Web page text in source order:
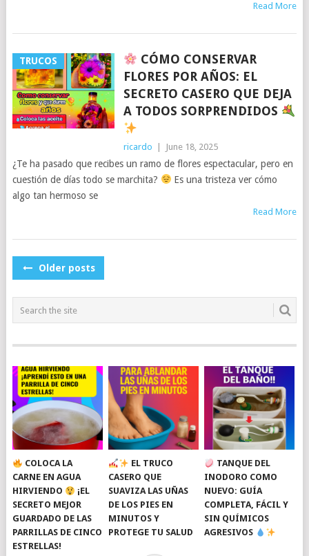
Read More
TRUCOS
CÓMO CONSERVAR
FLORES POR AÑOS: EL
SECRETO CASERO QUE DEJA
A TODOS SORPRENDIDOS
ricardo June 18, 2025
¿Te ha pasado que recibes un ramo de flores espectacular, pero en
cuestión de días todo se marchita?
Es una tristeza ver cómo
algo tan hermoso se
Read More
POSTS
Older posts
COLOCA LA
CARNE EN AGUA
HIRVIENDO
¡EL
SECRETO MEJOR
GUARDADO DE LAS
PARRILLAS DE CINCO
ESTRELLAS!
EL TRUCO
CASERO QUE
SUAVIZA LAS UÑAS
DE LOS PIES EN
MINUTOS Y
PROTEGE TU SALUD
TANQUE DEL
INODORO COMO
NUEVO: GUÍA
COMPLETA, FÁCIL Y
SIN QUÍMICOS
AGRESIVOS